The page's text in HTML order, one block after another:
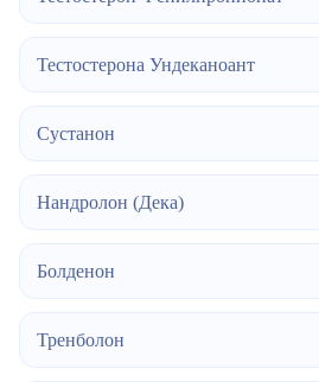
Тестостерона Ундеканоант
Сустанон
Нандролон (Дека)
Болденон
Тренболон